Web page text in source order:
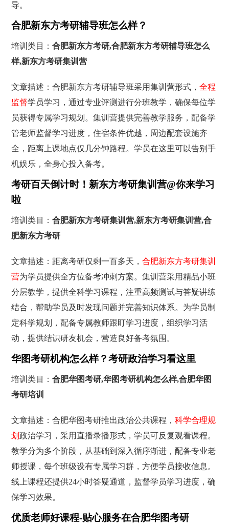
导。
合肥新东方考研辅导班怎么样？
培训类目：合肥新东方考研,合肥新东方考研辅导班怎么
样,新东方考研集训营
文章描述：合肥新东方考研辅导班采用集训营形式，全程
监督学员学习，通过专业评测进行分班教学，确保每位学
员获得专属学习规划。集训营提供完善教学服务，配备学
管老师监督学习进度，住宿条件优越，周边配套设施齐
全，距离上课地点仅几分钟路程。学员在这里可以告别手
机娱乐，全身心投入备考。
考研百天倒计时！新东方考研集训营@你来学习
啦
培训类目：合肥新东方考研集训营,新东方考研集训营,合
肥新东方考研
文章描述：距离考研仅剩一百多天，合肥新东方考研集训
营为学员提供全方位备考冲刺方案。集训营采用精品小班
分层教学，提供全科学习课程，注重高频测试与答疑讲练
结合，帮助学员及时发现问题并完善知识体系。为学员制
定科学规划，配备专属教师跟盯学习进度，组织学习活
动，提供结识研友机会，营造良好备考氛围。
华图考研机构怎么样？考研政治学习看这里
培训类目：合肥华图考研,华图考研机构怎么样,合肥华图
考研培训
文章描述：合肥华图考研推出政治公共课程，科学合理规
划政治学习，采用直播录播形式，学员可反复观看课程。
教学分为多个阶段，从基础到深入循序渐进，配备专业老
师授课，每个班级设有专属学习群，方便学员接收信息。
线上课程还提供24小时答疑通道，监督学员学习进度，确
保学习效果。
优质老师好课程-贴心服务在合肥华图考研